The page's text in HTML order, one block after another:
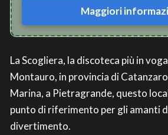
Maggiori
La Scogliera, la discoteca più in
Montauro, in provincia di
Marina, a Pietragrande, questo
punto di riferimento per gli amanti
divertimento.